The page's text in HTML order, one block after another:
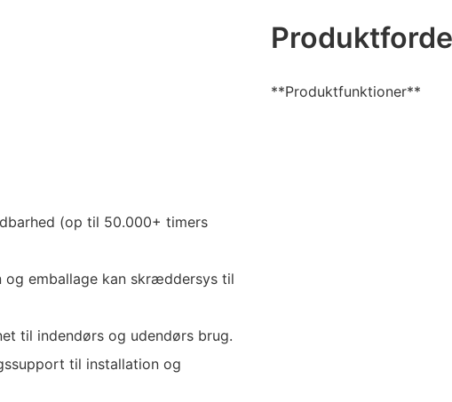
**Produktfunktioner**
(op til 50.000+ timers
og emballage kan skræddersys til
til indendørs og udendørs brug.
til installation og